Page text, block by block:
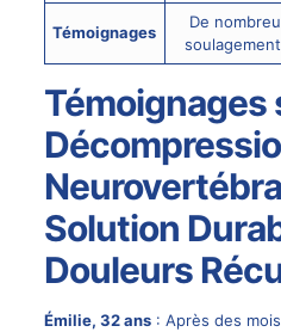
Témoignages
De
Témoignages
Solution
Douleurs
Émilie, 32 ans: Après des